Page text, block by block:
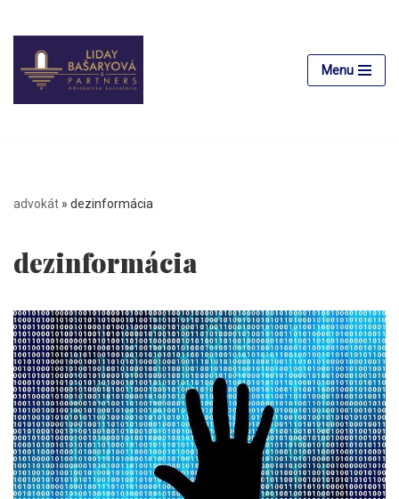
Preskočiť
na
obsah
Menu
advokát » dezinformácia
dezinformácia